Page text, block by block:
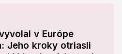
v Európe
Jeho kroky otriasli